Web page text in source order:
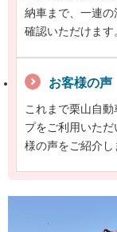
納車まで、一連の
確認いただけます
お客様の声
これまで栗山自動
プをご利用いただ
様の声をご紹介し